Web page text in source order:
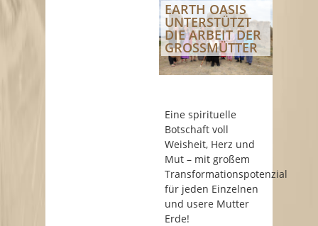
EARTH OASIS
UNTERSTÜTZT
DIE ARBEIT DER
GROSSMÜTTER
Eine spirituelle
Botschaft voll
Weisheit, Herz und
Mut – mit großem
Transformationspotenzial
für jeden Einzelnen
und usere Mutter
Erde!